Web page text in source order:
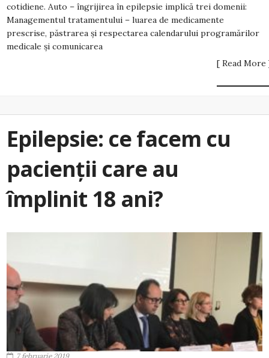
cotidiene. Auto – îngrijirea în epilepsie implică trei domenii:
Managementul tratamentului – luarea de medicamente
prescrise, păstrarea și respectarea calendarului programărilor
medicale și comunicarea
[ Read More
Epilepsie: ce facem cu
pacienții care au
împlinit 18 ani?
7 februarie 2019